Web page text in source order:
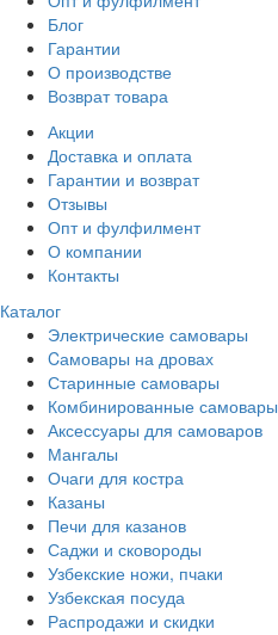
Блог
Гарантии
О производстве
Возврат товара
Акции
Доставка и оплата
Гарантии и возврат
Отзывы
Опт и фулфилмент
О компании
Контакты
Каталог
Электрические самовары
Cамовары на дровах
Старинные самовары
Комбинированные самовары
Аксессуары для самоваров
Мангалы
Очаги для костра
Казаны
Печи для казанов
Саджи и сковороды
Узбекские ножи, пчаки
Узбекская посуда
Распродажи и скидки